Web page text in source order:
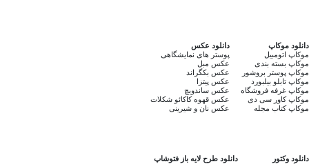
دانلود موکاپ
موکاپ اتومبیل
موکاپ بسته بندی
موکاپ پوستر بروشور
موکاپ تابلو بیلبورد
موکاپ غرفه فروشگاه
موکاپ کاور سی دی
موکاپ کتاب مجله
دانلود عکس
پوستر های نمایشگاهی
عکس مبل
عکس بکگراند
عکس پیتزا
عکس ساندویچ
عکس قهوه کاکائو شکلات
عکس نان و شیرینی
دانلود وکتور
دانلود طرح لایه باز فتوشاپ